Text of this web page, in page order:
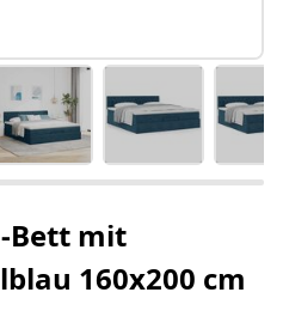
Bett mit
160x200 cm